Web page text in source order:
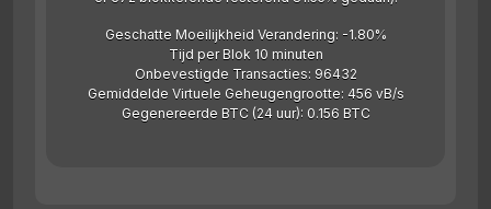
Geschatte Moeilijkheid Verandering: -1.80%
Tijd per Blok 10 minuten
Onbevestigde Transacties: 96432
Gemiddelde Virtuele Geheugengrootte: 456 vB/s
Gegenereerde BTC (24 uur): 0.156 BTC